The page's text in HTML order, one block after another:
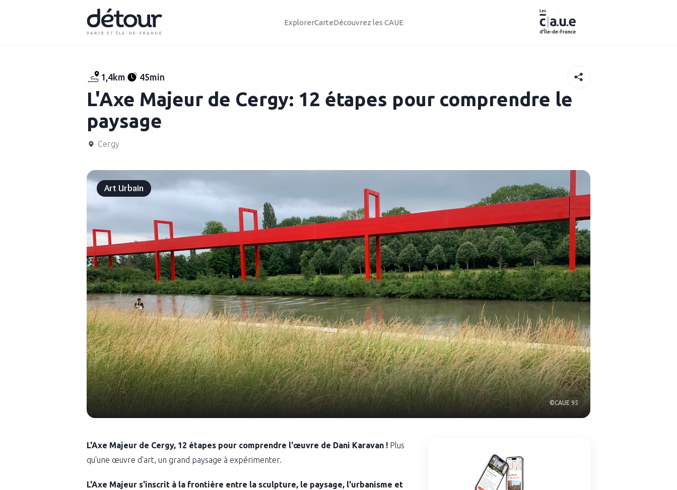
ExplorerCarteDécouvrez les CAUE
1,4km 45min
L'Axe Majeur de Cergy: 12 étapes pour comprendre le
paysage
Cergy
Art Urbain
©CAUE 95
L'Axe Majeur de Cergy, 12 étapes pour comprendre l'œuvre de Dani Karavan ! Plus
qu'une œuvre d'art, un grand paysage à expérimenter.
L'Axe Majeur s'inscrit à la frontière entre la sculpture, le paysage, l'urbanisme et